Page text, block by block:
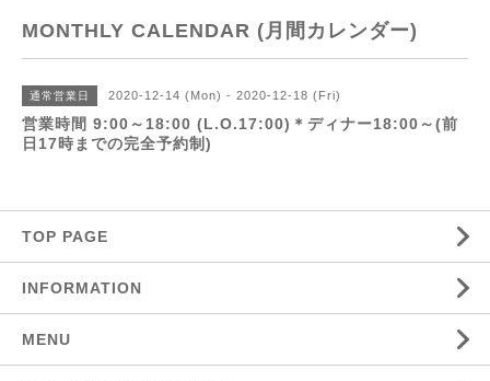
MONTHLY CALENDAR (月間カレンダー)
通常営業日 2020-12-14 (Mon) - 2020-12-18 (Fri)
営業時間 9:00～18:00 (L.O.17:00)＊ディナー18:00～(前
日17時までの完全予約制)
TOP PAGE
INFORMATION
MENU